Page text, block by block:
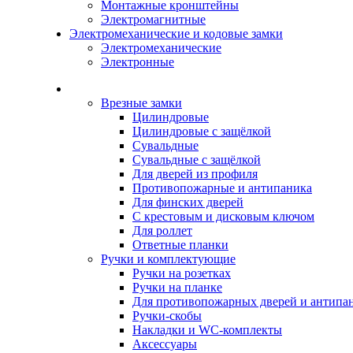
Монтажные кронштейны
Электромагнитные
Электромеханические и кодовые замки
Электромеханические
Электронные
Врезные замки
Цилиндровые
Цилиндровые с защёлкой
Сувальдные
Сувальдные с защёлкой
Для дверей из профиля
Противопожарные и антипаника
Для финских дверей
С крестовым и дисковым ключом
Для роллет
Ответные планки
Ручки и комплектующие
Ручки на розетках
Ручки на планке
Для противопожарных дверей и
Ручки-скобы
Накладки и WC-комплекты
Аксессуары